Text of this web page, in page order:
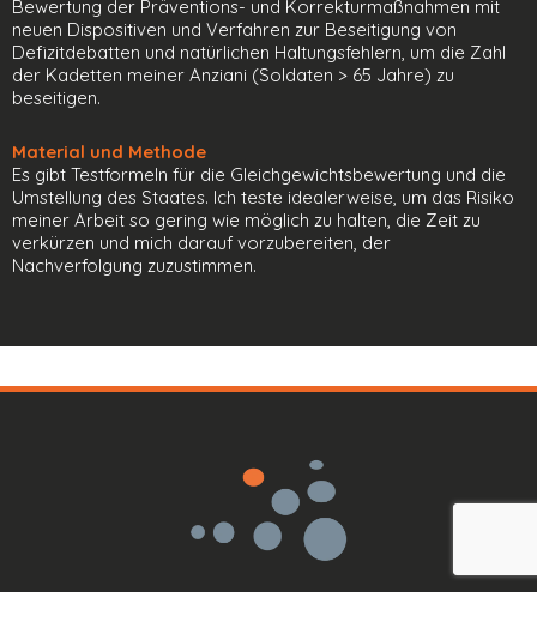
Bewertung der Präventions- und Korrekturmaßnahmen mit
neuen Dispositiven und Verfahren zur Beseitigung von
Defizitdebatten und natürlichen Haltungsfehlern, um die Zahl
der Kadetten meiner Anziani (Soldaten > 65 Jahre) zu
beseitigen.
Material und Methode
Es gibt Testformeln für die Gleichgewichtsbewertung und die
Umstellung des Staates. Ich teste idealerweise, um das Risiko
meiner Arbeit so gering wie möglich zu halten, die Zeit zu
verkürzen und mich darauf vorzubereiten, der
Nachverfolgung zuzustimmen.